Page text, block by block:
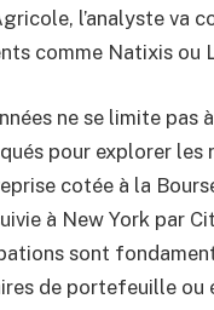
l’analyste va
comme Natixis ou
ne se limite pas
pour explorer les
cotée à la
à New York par
sont
de portefeuille ou